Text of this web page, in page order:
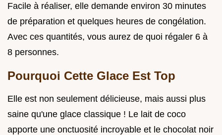
Facile à réaliser, elle demande environ 30 minutes
de préparation et quelques heures de congélation.
Avec ces quantités, vous aurez de quoi régaler 6 à
8 personnes.
Pourquoi Cette Glace Est Top
Elle est non seulement délicieuse, mais aussi plus
saine qu'une glace classique ! Le lait de coco
apporte une onctuosité incroyable et le chocolat noir